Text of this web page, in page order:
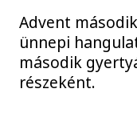
Advent
ünnepi
második
részeként.